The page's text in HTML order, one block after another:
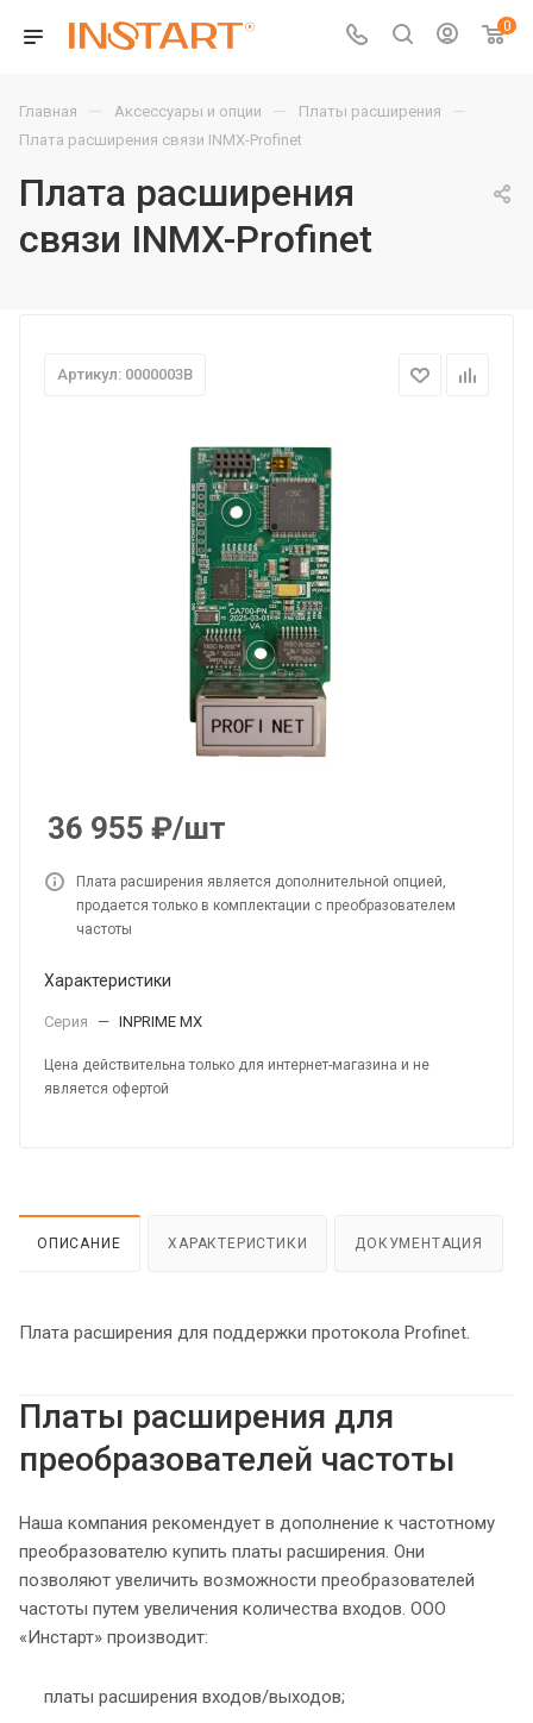
0
Главная — Аксессуары и опции — Платы расширения —
Плата расширения связи INMX-Profinet
Плата расширения
связи INMX-Profinet
Артикул: 0000003B
36 955 ₽/шт
Плата расширения является дополнительной опцией,
продается только в комплектации с преобразователем
частоты
Характеристики
Серия — INPRIME MX
Цена действительна только для интернет-магазина и не
является офертой
ОПИСАНИЕ ХАРАКТЕРИСТИКИ ДОКУМЕНТАЦИЯ
Плата расширения для поддержки протокола Profinet.
Платы расширения для
преобразователей частоты
Наша компания рекомендует в дополнение к частотному
преобразователю купить платы расширения. Они
позволяют увеличить возможности преобразователей
частоты путем увеличения количества входов. ООО
«Инстарт» производит:
платы расширения входов/выходов;